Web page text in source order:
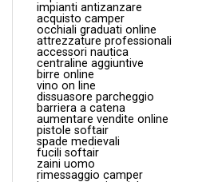
impianti antizanzare
acquisto camper
occhiali graduati online
attrezzature professionali
accessori nautica
centraline aggiuntive
birre online
vino on line
dissuasore parcheggio
barriera a catena
aumentare vendite online
pistole softair
spade medievali
fucili softair
zaini uomo
rimessaggio camper